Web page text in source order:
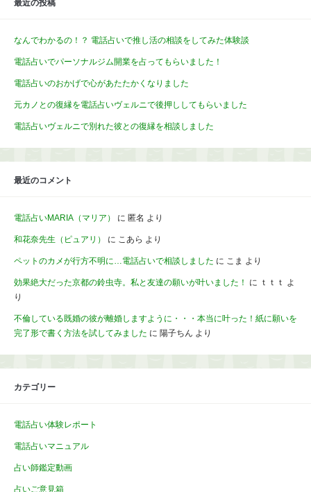
最近の投稿
なんでわかるの！？ 電話占いで推し活の相談をしてみた体験談
電話占いでパーソナルジム開業を占ってもらいました！
電話占いのおかげで心があたたかくなりました
元カノとの復縁を電話占いヴェルニで後押ししてもらいました
電話占いヴェルニで別れた彼との復縁を相談しました
最近のコメント
電話占いMARIA（マリア） に 匿名 より
和花奈先生（ピュアリ） に こあら より
ペットのカメが行方不明に…電話占いで相談しました に こま より
効果絶大だった京都の鈴虫寺。私と友達の願いが叶いました！ に ｔｔｔ よ
り
不倫している既婚の彼が離婚しますように・・・本当に叶った！紙に願いを
完了形で書く方法を試してみました に 陽子ちん より
カテゴリー
電話占い体験レポート
電話占いマニュアル
占い師鑑定動画
占いご意見箱